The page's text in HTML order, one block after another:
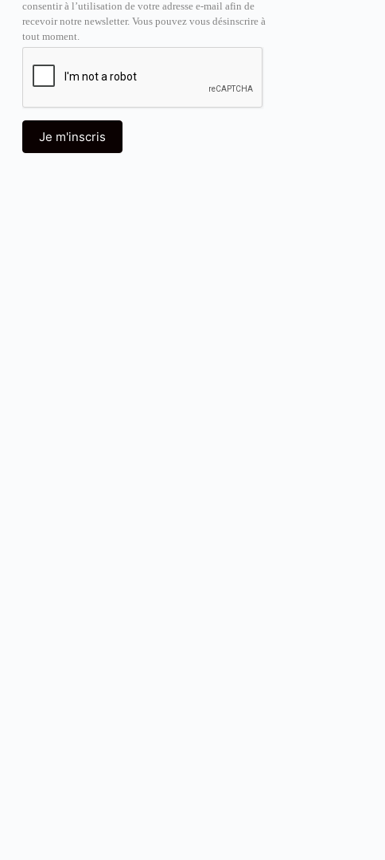
consentir à l’utilisation de votre adresse e-mail afin de
recevoir notre newsletter. Vous pouvez vous désinscrire à
tout moment.
Je m'inscris